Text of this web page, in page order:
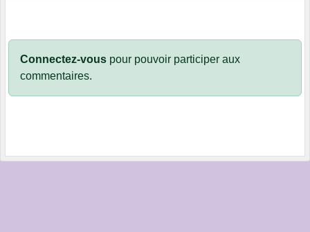
Connectez-vous pour pouvoir participer aux
commentaires.